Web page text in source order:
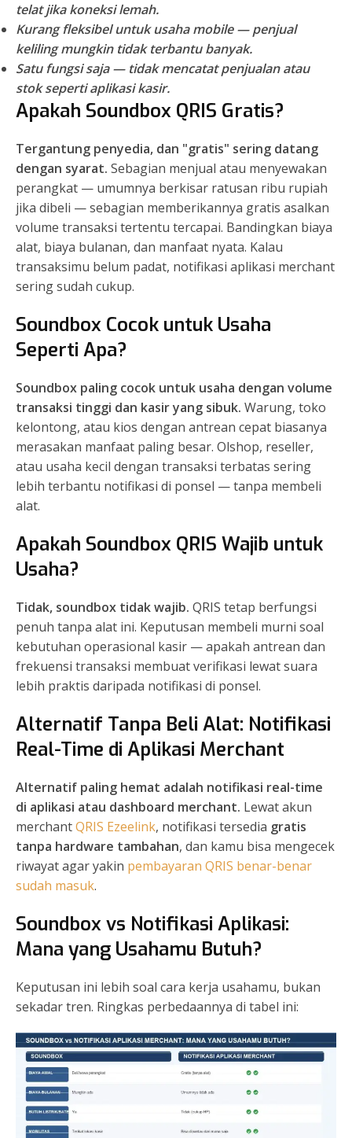
telat jika koneksi lemah.
Kurang fleksibel untuk usaha mobile— penjual
keliling mungkin tidak terbantu banyak.
Satu fungsi saja— tidak mencatat penjualan atau
stok seperti aplikasi kasir.
Apakah Soundbox QRIS Gratis?
Tergantung penyedia, dan "gratis" sering datang
dengan syarat. Sebagian menjual atau menyewakan
perangkat — umumnya berkisar ratusan ribu rupiah
jika dibeli — sebagian memberikannya gratis asalkan
volume transaksi tertentu tercapai. Bandingkan biaya
alat, biaya bulanan, dan manfaat nyata. Kalau
transaksimu belum padat, notifikasi aplikasi merchant
sering sudah cukup.
Soundbox Cocok untuk Usaha
Seperti Apa?
Soundbox paling cocok untuk usaha dengan volume
transaksi tinggi dan kasir yang sibuk. Warung, toko
kelontong, atau kios dengan antrean cepat biasanya
merasakan manfaat paling besar. Olshop, reseller,
atau usaha kecil dengan transaksi terbatas sering
lebih terbantu notifikasi di ponsel — tanpa membeli
alat.
Apakah Soundbox QRIS Wajib untuk
Usaha?
Tidak, soundbox tidak wajib. QRIS tetap berfungsi
penuh tanpa alat ini. Keputusan membeli murni soal
kebutuhan operasional kasir — apakah antrean dan
frekuensi transaksi membuat verifikasi lewat suara
lebih praktis daripada notifikasi di ponsel.
Alternatif Tanpa Beli Alat: Notifikasi
Real-Time di Aplikasi Merchant
Alternatif paling hemat adalah notifikasi real-time
di aplikasi atau dashboard merchant. Lewat akun
merchantQRIS Ezeelink, notifikasi tersedia gratis
tanpa hardware tambahan, dan kamu bisa mengecek
riwayat agar yakin pembayaran QRIS benar-benar
sudah masuk.
Soundbox vs Notifikasi Aplikasi:
Mana yang Usahamu Butuh?
Keputusan ini lebih soal cara kerja usahamu, bukan
sekadar tren. Ringkas perbedaannya di tabel ini: